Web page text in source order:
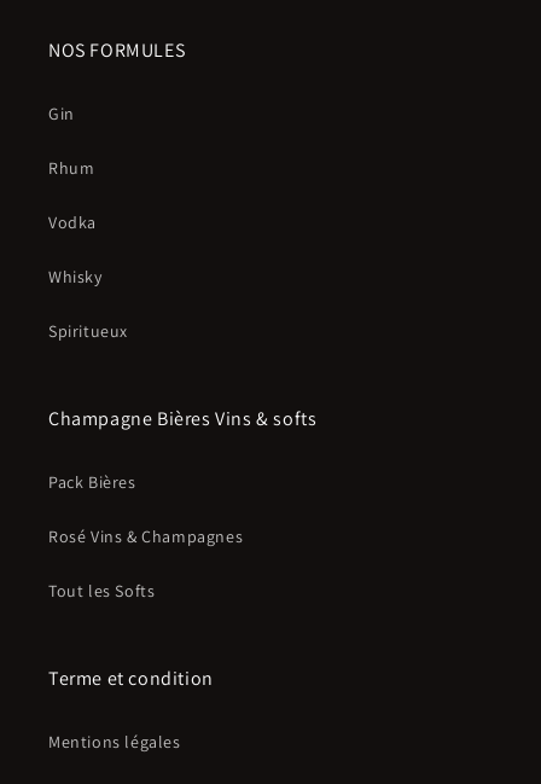
NOS FORMULES
Gin
Rhum
Vodka
Whisky
Spiritueux
Champagne Bières Vins & softs
Pack Bières
Rosé Vins & Champagnes
Tout les Softs
Terme et condition
Mentions légales